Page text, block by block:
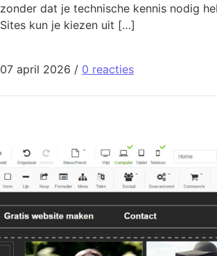
zonder dat je technische kennis nodig
Sites kun je kiezen uit […]
07 april 2026 / 0 reacties